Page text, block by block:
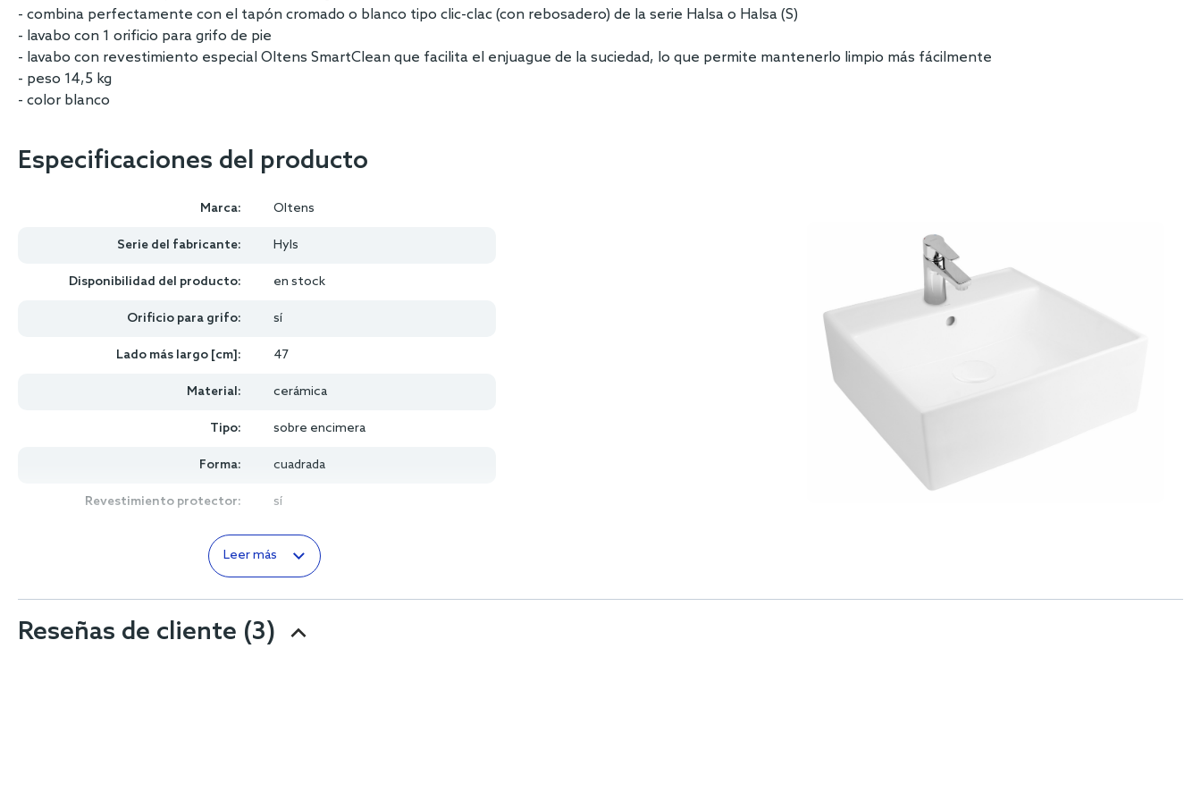
- combina perfectamente con el tapón cromado o blanco tipo clic-clac (con rebosadero) de la serie Halsa o Halsa (S)
- lavabo con 1 orificio para grifo de pie
- lavabo con revestimiento especial Oltens SmartClean que facilita el enjuague de la suciedad, lo que permite mantenerlo limpio más fácilmente
- peso 14,5 kg
- color blanco
Especificaciones del producto
Marca: Oltens
Serie del fabricante: Hyls
Disponibilidad del producto: en stock
Orificio para grifo: sí
Lado más largo [cm]: 47
Material: cerámica
Tipo: sobre encimera
Forma: cuadrada
Revestimiento protector: sí
Leer más
Reseñas de cliente (3)